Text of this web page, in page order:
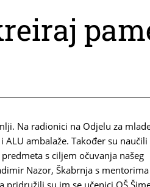
Na radionici na Odjelu za
ALU ambalaže. Također su naučili
s ciljem očuvanja našeg
Nazor, Škabrnja s mentorima
pridružili su im se učenici OŠ